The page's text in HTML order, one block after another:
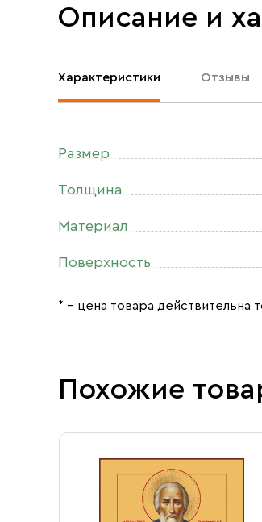
Описание и
Характеристики Отзывы
Размер
Толщина
Материал
Поверхность
* – цена товара действительна
Похожие